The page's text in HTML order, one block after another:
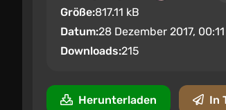
Größe:817.11 kB
Datum:28 Dezember 2017, 00:11
Downloads:215
Herunterladen In